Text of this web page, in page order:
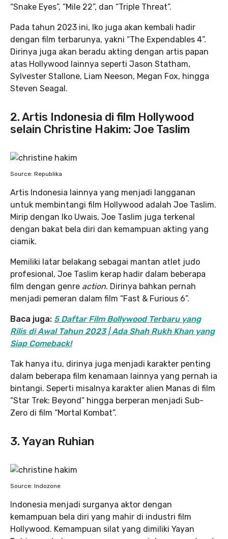
“Snake Eyes”, “Mile 22”, dan “Triple Threat”.
Pada tahun 2023 ini, Iko juga akan kembali hadir
dengan film terbarunya, yakni “The Expendables 4”.
Dirinya juga akan beradu akting dengan artis papan
atas Hollywood lainnya seperti Jason Statham,
Sylvester Stallone, Liam Neeson, Megan Fox, hingga
Steven Seagal.
2. Artis Indonesia di film Hollywood
selain Christine Hakim: Joe Taslim
Source: Republika
Artis Indonesia lainnya yang menjadi langganan
untuk membintangi film Hollywood adalah Joe Taslim.
Mirip dengan Iko Uwais, Joe Taslim juga terkenal
dengan bakat bela diri dan kemampuan akting yang
ciamik.
Memiliki latar belakang sebagai mantan atlet judo
profesional, Joe Taslim kerap hadir dalam beberapa
film dengan genre action. Dirinya bahkan pernah
menjadi pemeran dalam film “Fast & Furious 6”.
Baca juga: 5 Daftar Film Bollywood Terbaru yang
Rilis di Awal Tahun 2023 | Ada Shah Rukh Khan yang
Siap Comeback!
Tak hanya itu, dirinya juga menjadi karakter penting
dalam beberapa film kenamaan lainnya yang pernah ia
bintangi. Seperti misalnya karakter alien Manas di film
“Star Trek: Beyond” hingga berperan menjadi Sub-
Zero di film “Mortal Kombat”.
3. Yayan Ruhian
Source: Indozone
Indonesia menjadi surganya aktor dengan
kemampuan bela diri yang mahir di industri film
Hollywood. Kemampuan silat yang dimiliki Yayan